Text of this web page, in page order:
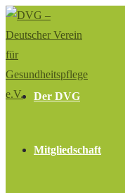
Zum
Inhalt
springen
Der DVG
Mitgliedschaft